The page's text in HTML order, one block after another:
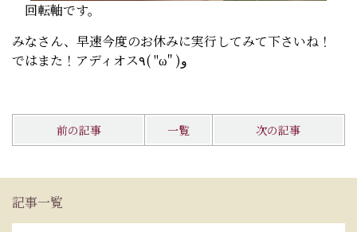
回転軸です。
みなさん、早速今度のお休みに実行してみて下さいね！
ではまた！アディオス٩( ''ω'' )و
前の記事 一覧 次の記事
記事一覧